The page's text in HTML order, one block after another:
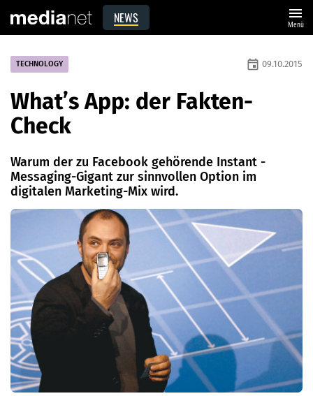
NEWS menu
Menü
TECHNOLOGY event 09.10.2015
What’s App: der ­Fakten-
Check
Warum der zu Facebook gehörende Instant ­
Messaging-Gigant zur sinnvollen Option im
digitalen Marketing-Mix wird.